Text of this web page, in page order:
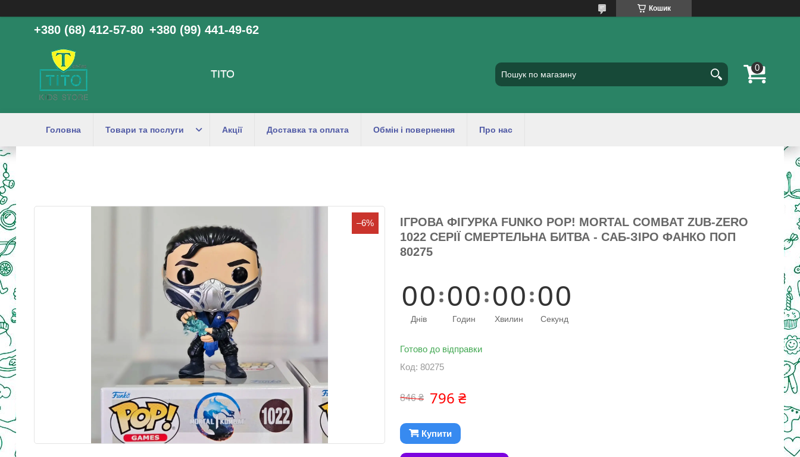
Кошик
+380 (68) 412-57-80 +380 (99) 441-49-62
ТІТО
Головна Товари та послуги Акції Доставка та оплата Обмін і повернення Про нас
–6%
ІГРОВА ФІГУРКА FUNKO POP! MORTAL COMBAT ZUB-ZERO
1022 СЕРІЇ СМЕРТЕЛЬНА БИТВА - САБ-ЗІРО ФАНКО ПОП
80275
00
Днів
00
Годин
00
Хвилин
00
Секунд
Готово до відправки
Код: 80275
846 ₴ 796 ₴
Купити